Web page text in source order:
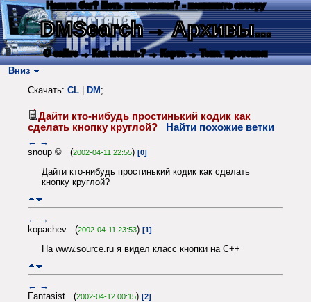
Нашли баг? Есть пожелания? - напишите автору
DMSearch→ Архивы...
О сайте → Как искать? → Карта → Текс. протокол
Вниз
Скачать: CL DM ;
Дайти кто-нибудь простинький кодик как
сделать кнопку круглой?
Найти похожие ветки
← →
snoup © (2002-04-11 22:55) [0]
Дайти кто-нибудь простинький кодик как сделать
кнопку круглой?
← →
kopachev (2002-04-11 23:53) [1]
На www.source.ru я видел класс кнопки на C++
← →
Fantasist (2002-04-12 00:15) [2]